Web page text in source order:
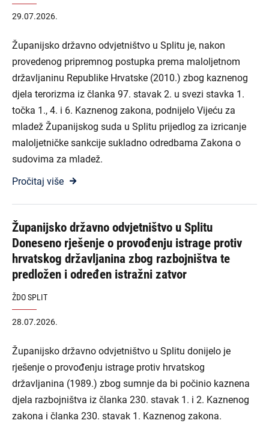
29.07.2026.
Županijsko državno odvjetništvo u Splitu je, nakon
provedenog pripremnog postupka prema maloljetnom
državljaninu Republike Hrvatske (2010.) zbog kaznenog
djela terorizma iz članka 97. stavak 2. u svezi stavka 1.
točka 1., 4. i 6. Kaznenog zakona, podnijelo Vijeću za
mladež Županijskog suda u Splitu prijedlog za izricanje
maloljetničke sankcije sukladno odredbama Zakona o
sudovima za mladež.
Pročitaj više
Županijsko državno odvjetništvo u Splitu
Doneseno rješenje o provođenju istrage protiv
hrvatskog državljanina zbog razbojništva te
predložen i određen istražni zatvor
ŽDO SPLIT
28.07.2026.
Županijsko državno odvjetništvo u Splitu donijelo je
rješenje o provođenju istrage protiv hrvatskog
državljanina (1989.) zbog sumnje da bi počinio kaznena
djela razbojništva iz članka 230. stavak 1. i 2. Kaznenog
zakona i članka 230. stavak 1. Kaznenog zakona.